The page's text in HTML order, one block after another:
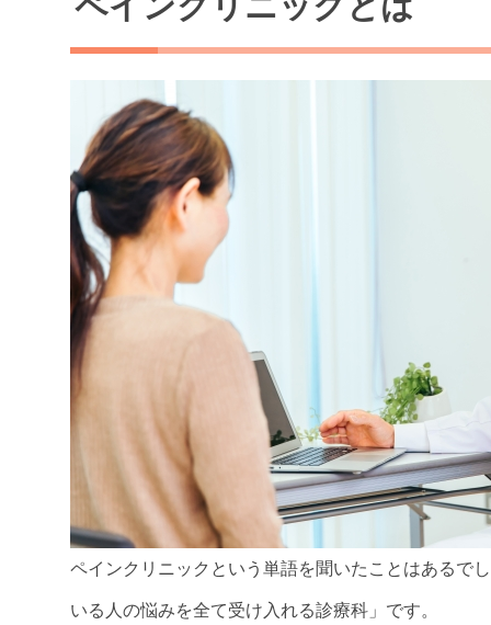
ペインクリニックという単語を聞いたことはあるで
いる人の悩みを全て受け入れる診療科」です。